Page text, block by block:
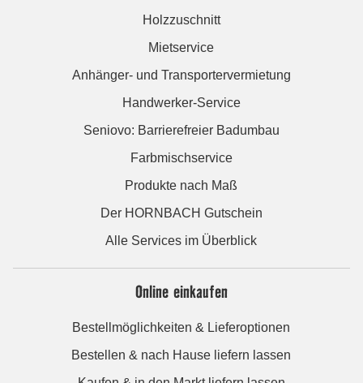
Holzzuschnitt
Mietservice
Anhänger- und Transportervermietung
Handwerker-Service
Seniovo: Barrierefreier Badumbau
Farbmischservice
Produkte nach Maß
Der HORNBACH Gutschein
Alle Services im Überblick
Online einkaufen
Bestellmöglichkeiten & Lieferoptionen
Bestellen & nach Hause liefern lassen